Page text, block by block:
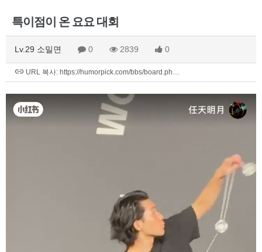
특이점이 온 요요 대회
Lv.29 소밀면 0 2839 0
URL 복사: https://humorpick.com/bbs/board.ph…